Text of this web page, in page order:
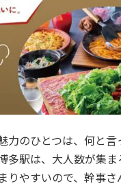
力のひとつは、何と
多駅は、大人数が集
りやすいので、幹事さ